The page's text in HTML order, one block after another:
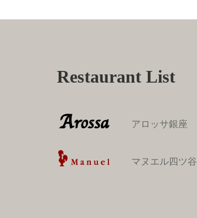
Restaurant List
アロッサ銀座
マヌエル四ツ谷